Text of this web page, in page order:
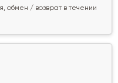
обмен / возврат в течении